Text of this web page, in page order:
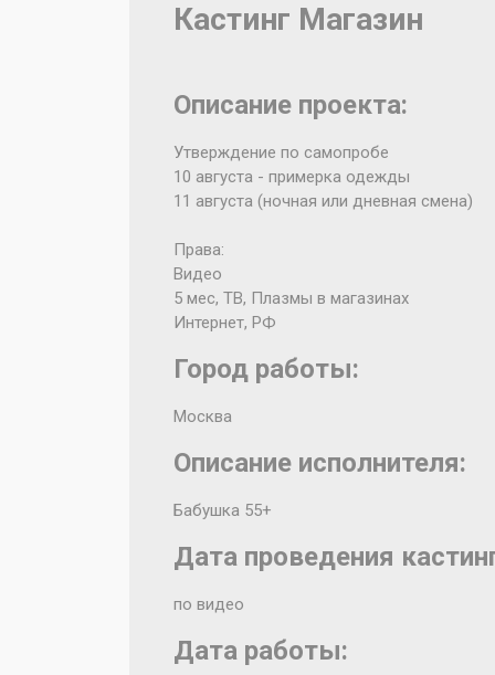
Кастинг Магазин
Описание проекта:
Утверждение по самопробе
10 августа - примерка одежды
11 августа (ночная или дневная смена)
Права:
Видео
5 мес, ТВ, Плазмы в магазинах
Интернет, РФ
Город работы:
Москва
Описание исполнителя:
Бабушка 55+
Дата проведения
по видео
Дата работы: